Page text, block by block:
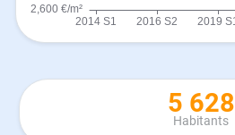
5 628
Habitants